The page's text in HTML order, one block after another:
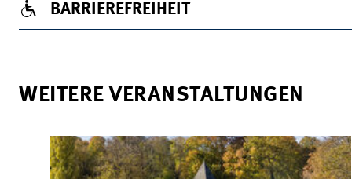
BARRIEREFREIHEIT
WEITERE VERANSTALTUNGEN